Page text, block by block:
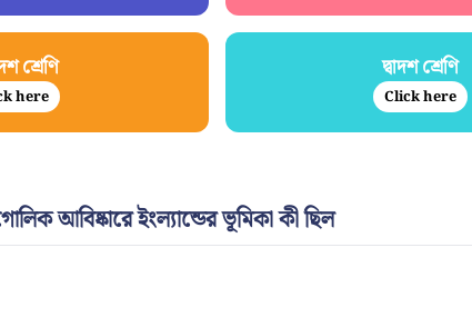
শ্রেণি
here
দ্বাদশ শ্রেণি
Click here
আবিষ্কারে ইংল্যান্ডের ভূমিকা কী ছিল